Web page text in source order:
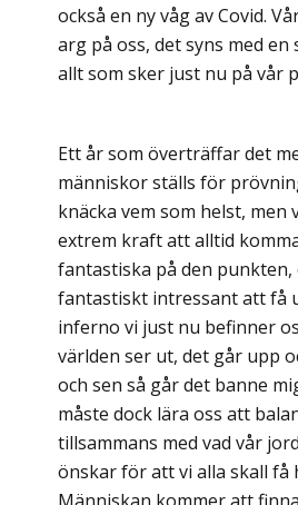
också en ny våg av Covid.
arg på oss, det syns med
allt som sker just nu på vår
Ett år som överträffar det
människor ställs för
knäcka vem som helst, men
extrem kraft att alltid
fantastiska på den
fantastiskt intressant att få
inferno vi just nu befinner
världen ser ut, det går upp
och sen så går det banne
måste dock lära oss att
tillsammans med vad vår
önskar för att vi alla skall få